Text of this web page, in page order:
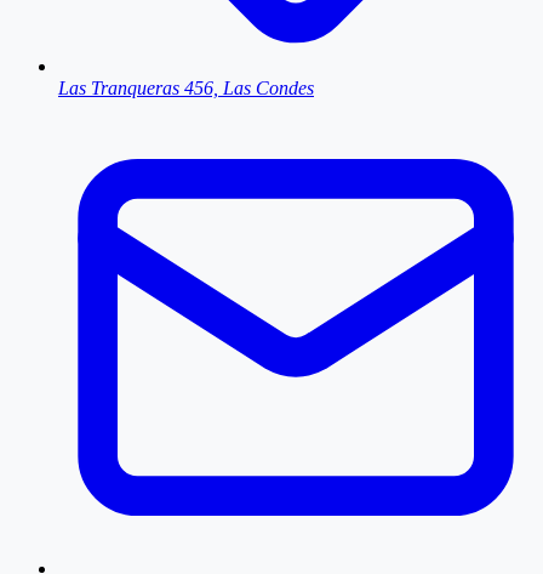
Las Tranqueras 456, Las Condes